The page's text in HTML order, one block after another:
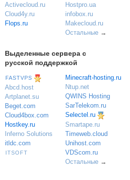
Activecloud.ru
Cloud4y.ru
Flops.ru
Hostpro.ua
infobox.ru
Makecloud.ru
Остальные→
Выделенные сервера с
русской поддержкой
FASTVPS
Abcd.host
Artplanet.su
Beget.com
Cloud4box.com
Hostkey.ru
Inferno Solutions
itldc.com
ITSOFT
Minecraft-hosting.ru
Ntup.net
QWINS Hosting
SarTelekom.ru
Selectel.ru
Smartape.ru
Timeweb.cloud
Unihost.com
VDScom.ru
Остальные→